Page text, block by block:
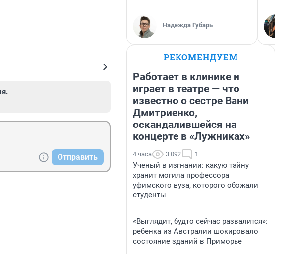
Отправить
Надежда Губарь
РЕКОМЕНДУЕМ
Работает в клинике и
играет в театре — что
известно о сестре Вани
Дмитриенко,
оскандалившейся на
концерте в «Лужниках»
4 часа 3 092 1
Ученый в изгнании: какую тайну
хранит могила профессора
уфимского вуза, которого обожали
студенты
«Выглядит, будто сейчас развалится»:
ребенка из Австралии шокировало
состояние зданий в Приморье